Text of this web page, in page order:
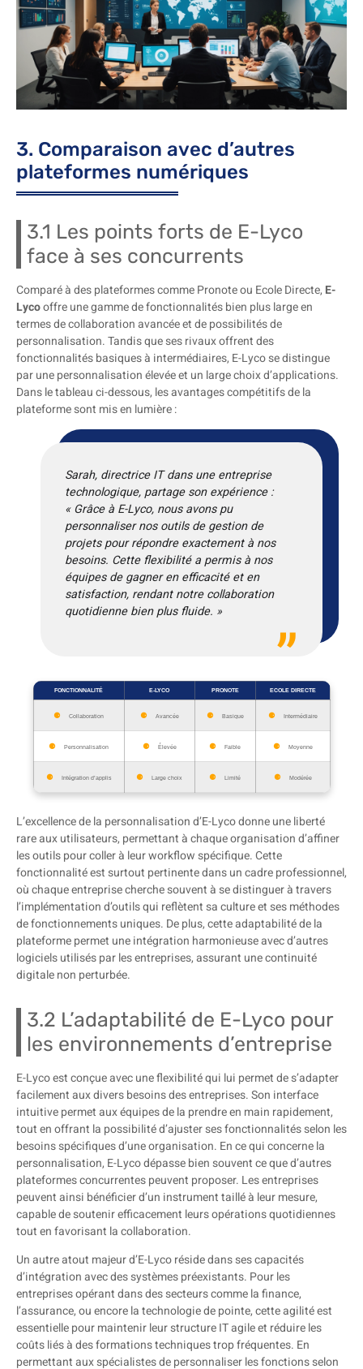
3. Comparaison avec d’autres
plateformes numériques
3.1 Les points forts de E-Lyco
face à ses concurrents
Comparé à des plateformes comme Pronote ou Ecole Directe, E-
Lycooffre une gamme de fonctionnalités bien plus large en
termes de collaboration avancée et de possibilités de
personnalisation. Tandis que ses rivaux offrent des
fonctionnalités basiques à intermédiaires, E-Lyco se distingue
par une personnalisation élevée et un large choix d’applications.
Dans le tableau ci-dessous, les avantages compétitifs de la
plateforme sont mis en lumière :
Sarah, directrice IT dans une entreprise
technologique, partage son expérience :
« Grâce à E-Lyco, nous avons pu
personnaliser nos outils de gestion de
projets pour répondre exactement à nos
besoins. Cette flexibilité a permis à nos
équipes de gagner en efficacité et en
satisfaction, rendant notre collaboration
quotidienne bien plus fluide. »
FONCTIONNALITÉ E-LYCO PRONOTE ECOLE DIRECTE
Collaboration Avancée Basique Intermédiaire
Personnalisation Élevée Faible Moyenne
Intégration d’applis Large choix Limité Modérée
L’excellence de la personnalisation d’E-Lyco donne une liberté
rare aux utilisateurs, permettant à chaque organisation d’affiner
les outils pour coller à leur workflow spécifique. Cette
fonctionnalité est surtout pertinente dans un cadre professionnel,
où chaque entreprise cherche souvent à se distinguer à travers
l’implémentation d’outils qui reflètent sa culture et ses méthodes
de fonctionnements uniques. De plus, cette adaptabilité de la
plateforme permet une intégration harmonieuse avec d’autres
logiciels utilisés par les entreprises, assurant une continuité
digitale non perturbée.
3.2 L’adaptabilité de E-Lyco pour
les environnements d’entreprise
E-Lyco est conçue avec une flexibilité qui lui permet de s’adapter
facilement aux divers besoins des entreprises. Son interface
intuitive permet aux équipes de la prendre en main rapidement,
tout en offrant la possibilité d’ajuster ses fonctionnalités selon les
besoins spécifiques d’une organisation. En ce qui concerne la
personnalisation, E-Lyco dépasse bien souvent ce que d’autres
plateformes concurrentes peuvent proposer. Les entreprises
peuvent ainsi bénéficier d’un instrument taillé à leur mesure,
capable de soutenir efficacement leurs opérations quotidiennes
tout en favorisant la collaboration.
Un autre atout majeur d’E-Lyco réside dans ses capacités
d’intégration avec des systèmes préexistants. Pour les
entreprises opérant dans des secteurs comme la finance,
l’assurance, ou encore la technologie de pointe, cette agilité est
essentielle pour maintenir leur structure IT agile et réduire les
coûts liés à des formations techniques trop fréquentes. En
permettant aux spécialistes de personnaliser les fonctions selon